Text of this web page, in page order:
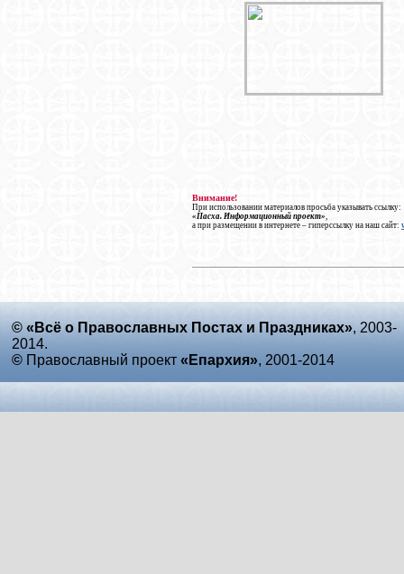
Внимание!
При использовании материалов просьба указывать ссылку:
«Пасха. Информационный проект»
а при размещении в интернете – гиперссылку на наш сайт:
© «Всё о Православных Постах и Праздниках», 2003-
2014.
© Православный проект «Епархия», 2001-2014